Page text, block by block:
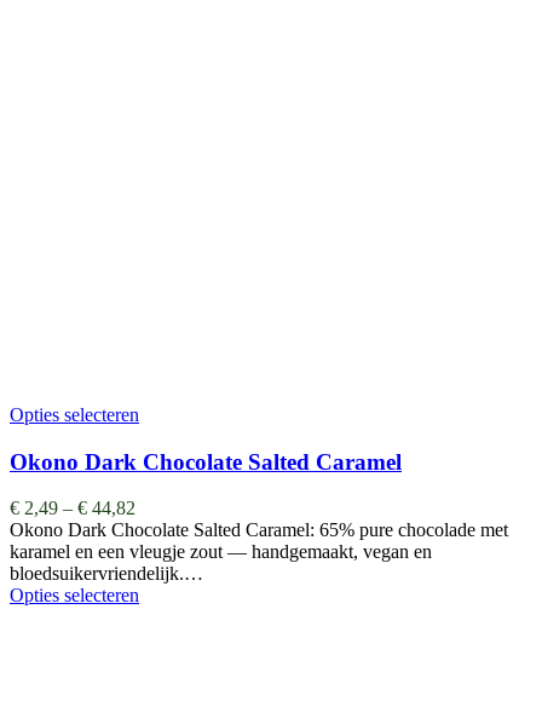
Opties selecteren
Okono Dark Chocolate Salted Caramel
€ 2,49 – € 44,82
Okono Dark Chocolate Salted Caramel: 65% pure chocolade met
karamel en een vleugje zout — handgemaakt, vegan en
bloedsuikervriendelijk.…
Opties selecteren